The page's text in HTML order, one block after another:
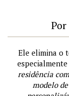
Ele elimina o
residência
modelo